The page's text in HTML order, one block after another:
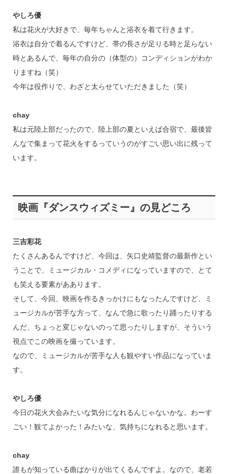
やしろ優
私は花火が大好きで、毎年ちゃんと浴衣を着て行きます。
浴衣は自分で着るんですけど、帯の長さが足りる時と足らない
時とあるんで、毎年の自分の（体型の）コンディションがわか
りますね（笑）
今年は役作りで、わざと太らせていただきました（笑）
chay
私は元陸上部だったので、陸上部の夏といえば合宿で、最後皆
んなで集まって花火をするっていうのがすごい思い出に残って
います。
映画『ダンスウィズミー』の見どころ
三吉彩花
たくさんあるんですけど、今回は、矢口史靖監督の最新作とい
うことで、ミュージカル・コメディになっていますので、とて
も笑える要素がああります。
そして、今回、映画を作るきっかけにもなったんですけど、ミ
ュージカルが苦手な方って、なんで急に歌ったり踊ったりする
んだ、ちょっと変じゃないのって思ったりしますが、そういう
視点でこの映画を撮っています。
なので、ミュージカルが苦手な人も観やすい作品になっていま
す。
やしろ優
今日の花火大会みたいな気分になれるんじゃないかな。わーす
ごい！観てよかった！みたいな、気持ちになれると思います。
chay
誰もが知っている曲ばかりが出てくるんですよ。なので、老若